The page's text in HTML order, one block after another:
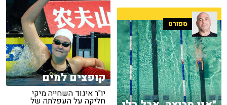
קופצים למים
יו"ר איגוד השחייה מיקי
חליקה על העפלתה של
ספורט